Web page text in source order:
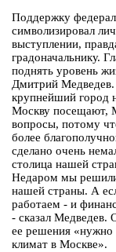
Поддержку
символизировал
выступлении,
градоначальнику.
поднять уровень
Дмитрий
крупнейший город
Москву посещают,
вопросы, потому
более
сделано очень
столица нашей
Недаром мы
нашей страны. А
работаем - и
- сказал Медведев.
ее решения «нужно
климат в Москве».